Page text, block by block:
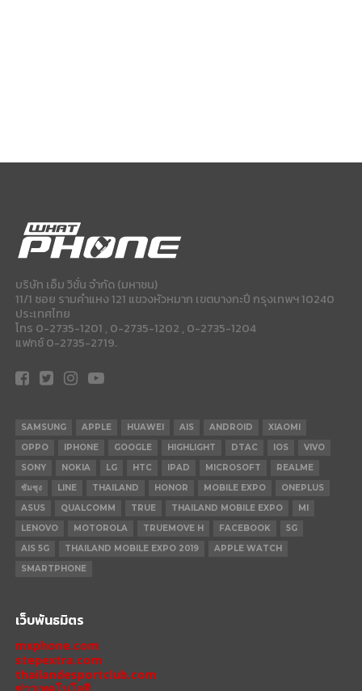
บริษัท เอ็ม วิชั่น จำกัด (มหาชน)
11/1 ซอย รามคำแหง 121 แขวงหัวหมาก เขตบางกะปี กรุงเทพฯ 10240
ประเทศไทย
โทร 0-2735-1201 , 0-2735-1202 , 0-2735-1204
แฟกซ์ 0-2735-2719.
SAMSUNG APPLE HUAWEI AIS ANDROID
XIAOMI
OPPO
IPHONE GOOGLE HIGHLIGHT DTAC IOS
VIVO
SONY
NOKIA LG HTC IPAD MICROSOFT
REALME
ซัมซุง
LINE THAILAND HONOR MOBILE EXPO
ONEPLUS
ASUS
QUALCOMM TRUE THAILAND MOBILE EXPO
MI
LENOVO
MOTOROLA TRUEMOVE H FACEBOOK
5G
AIS 5G
THAILAND MOBILE EXPO 2019
APPLE WATCH
SMARTPHONE
เว็บพันธมิตร
mxphone.com
stepextra.com
thailandesportclub.com